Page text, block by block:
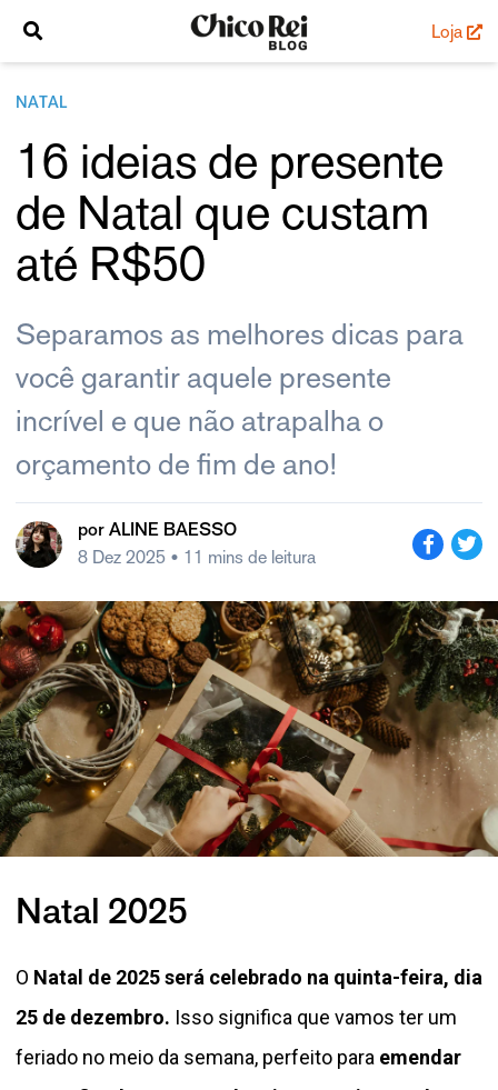
Loja
NATAL
16 ideias de presente
de Natal que custam
até R$50
Separamos as melhores dicas para
você garantir aquele presente
incrível e que não atrapalha o
orçamento de fim de ano!
por ALINE BAESSO
8 Dez 2025 • 11 mins de leitura
Natal 2025
O Natal de 2025 será celebrado na quinta-feira, dia
25 de dezembro. Isso significa que vamos ter um
feriado no meio da semana, perfeito para emendar